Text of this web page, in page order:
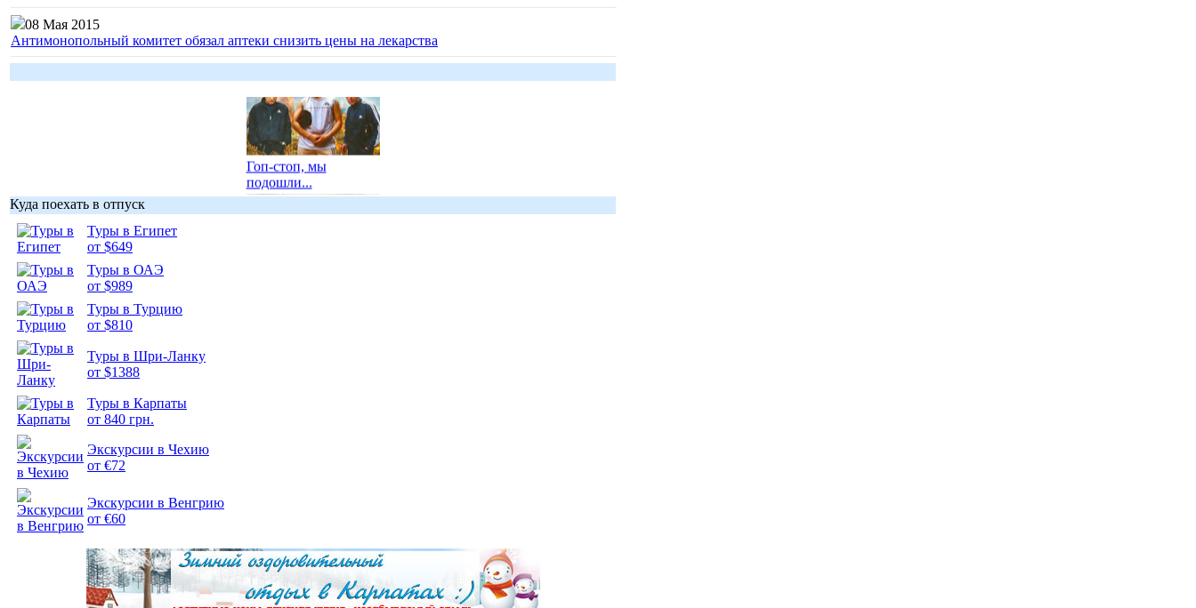
08 Мая 2015
Антимонопольный комитет обязал аптеки снизить цены на лекарства
Гоп-стоп, мы
подошли...
Куда поехать в отпуск
Туры в Египет
от $649
Туры в ОАЭ
от $989
Туры в Турцию
от $810
Туры в Шри-Ланку
от $1388
Туры в Карпаты
от 840 грн.
Экскурсии в Чехию
от €72
Экскурсии в Венгрию
от €60